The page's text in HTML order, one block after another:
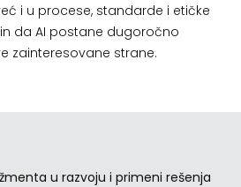
i u procese, standarde i etičke
da AI postane dugoročno
zainteresovane strane.
u razvoju i primeni rešenja